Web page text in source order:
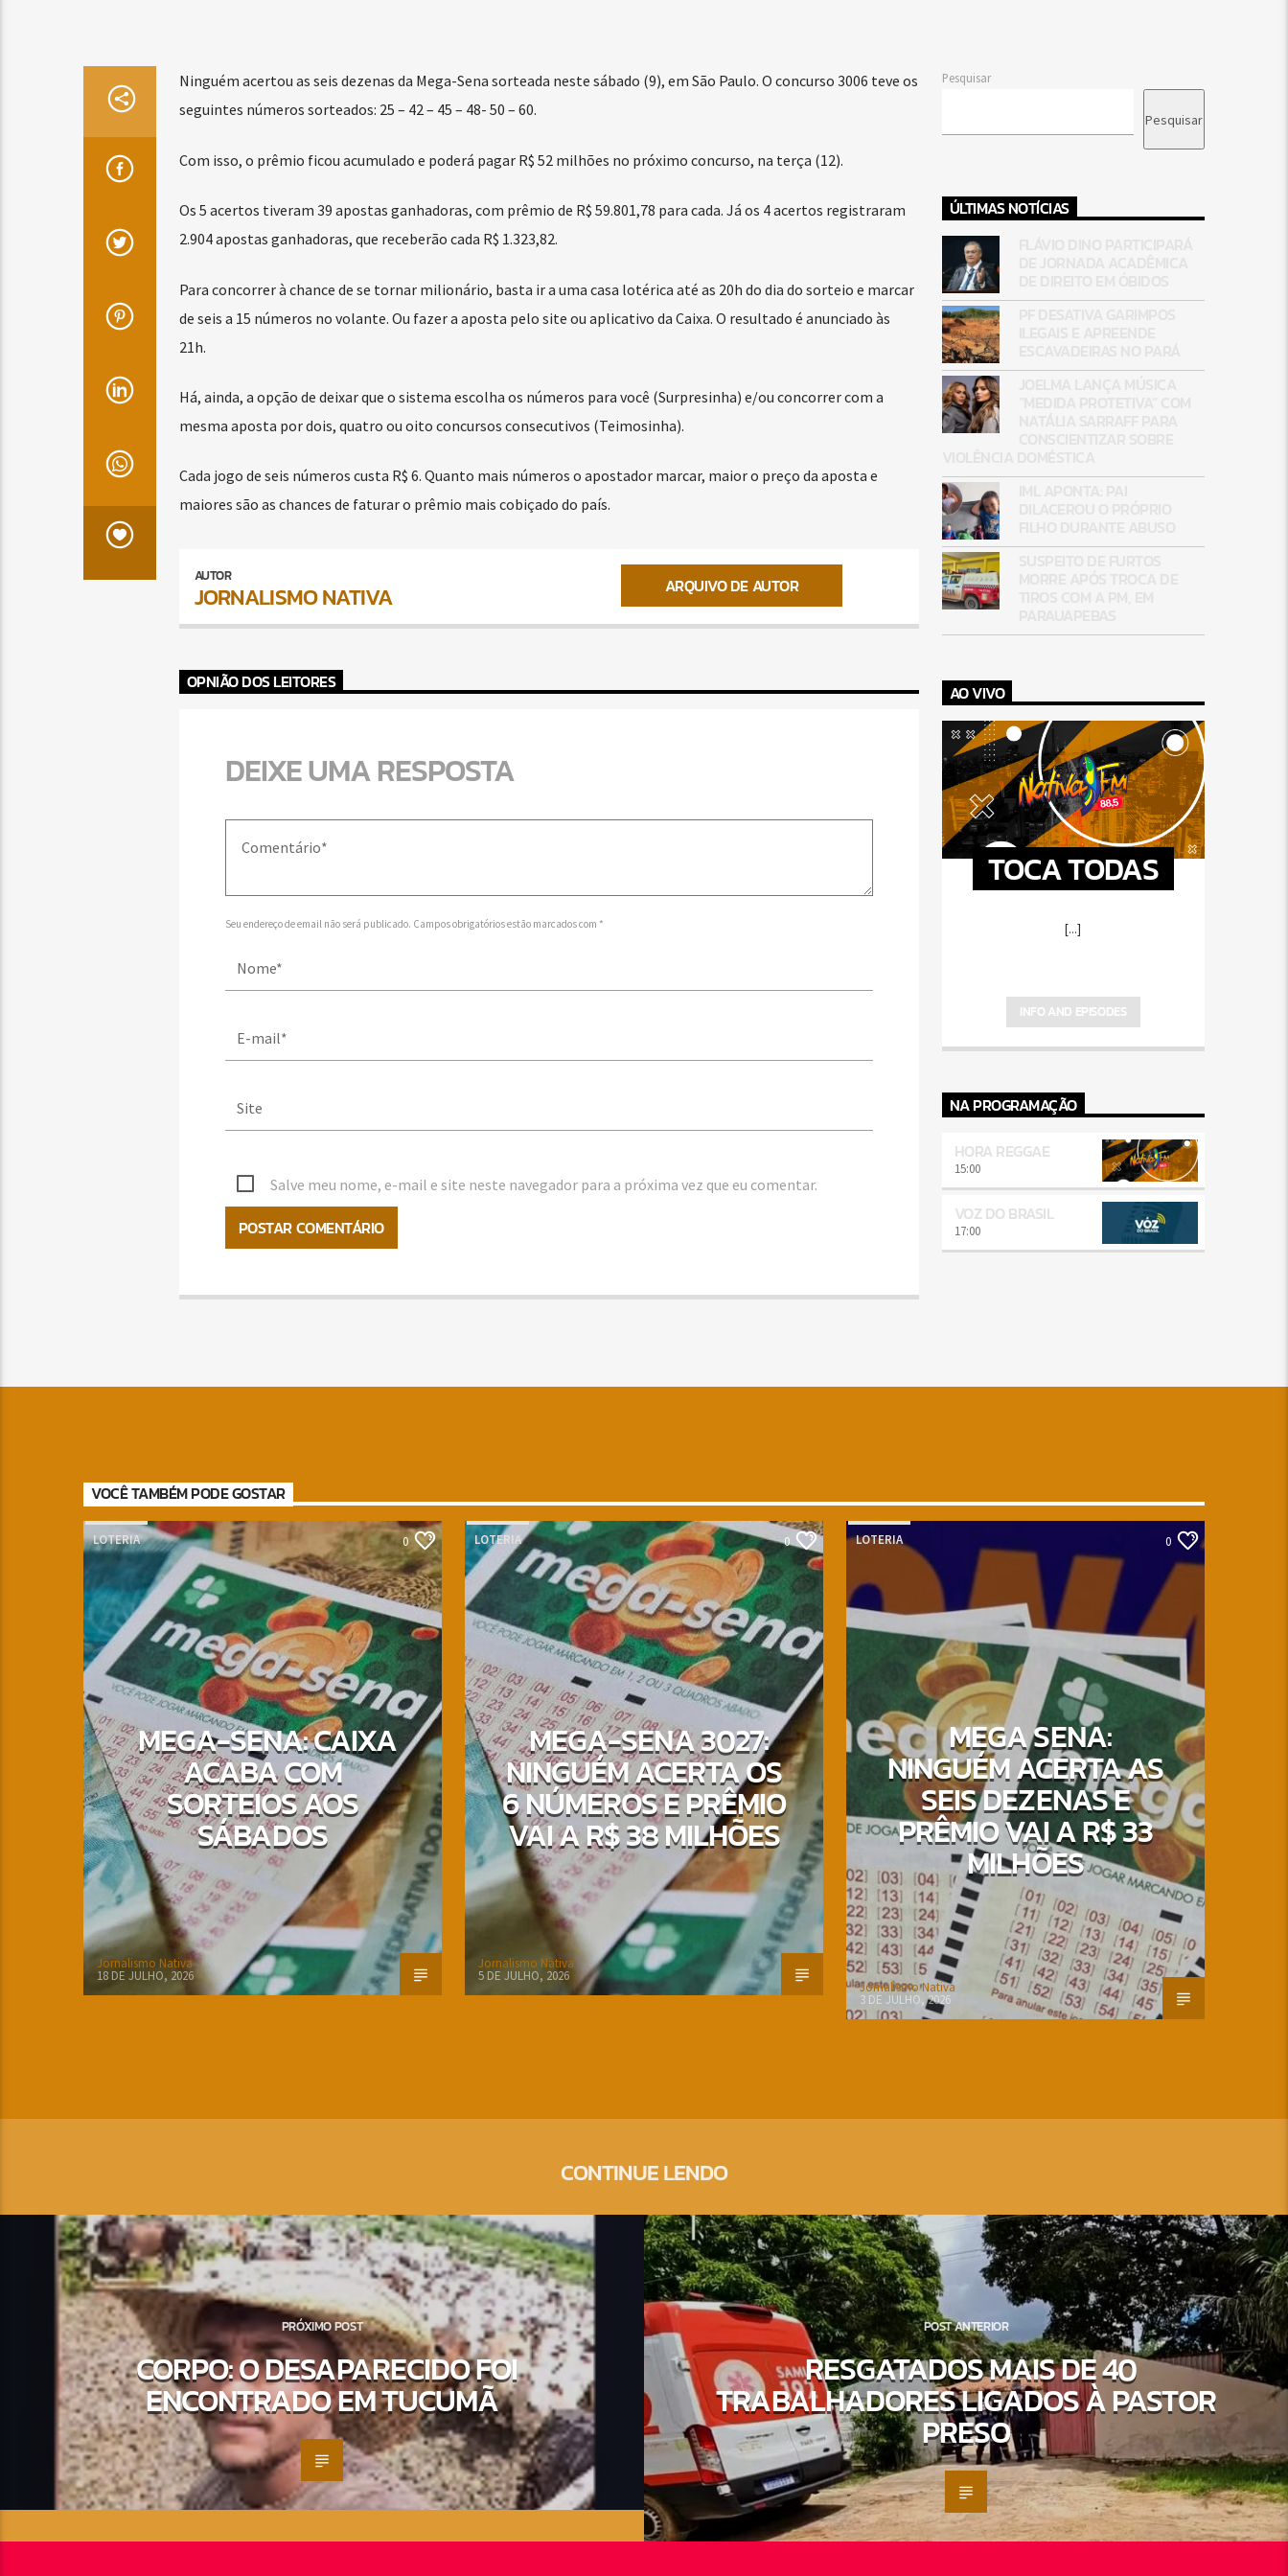
Ninguém acertou as seis dezenas da Mega-Sena sorteada neste sábado (9), em São Paulo. O concurso 3006 teve os
seguintes números sorteados: 25 – 42 – 45 – 48- 50 – 60.
Com isso, o prêmio ficou acumulado e poderá pagar R$ 52 milhões no próximo concurso, na terça (12).
Os 5 acertos tiveram 39 apostas ganhadoras, com prêmio de R$ 59.801,78 para cada. Já os 4 acertos registraram
2.904 apostas ganhadoras, que receberão cada R$ 1.323,82.
Para concorrer à chance de se tornar milionário, basta ir a uma casa lotérica até as 20h do dia do sorteio e marcar
de seis a 15 números no volante. Ou fazer a aposta pelo site ou aplicativo da Caixa. O resultado é anunciado às
21h.
Há, ainda, a opção de deixar que o sistema escolha os números para você (Surpresinha) e/ou concorrer com a
mesma aposta por dois, quatro ou oito concursos consecutivos (Teimosinha).
Cada jogo de seis números custa R$ 6. Quanto mais números o apostador marcar, maior o preço da aposta e
maiores são as chances de faturar o prêmio mais cobiçado do país.
AUTOR
JORNALISMO NATIVA ARQUIVO DE AUTOR
OPNIÃO DOS LEITORES
DEIXE UMA RESPOSTA
Seu endereço de email não será publicado. Campos obrigatórios estão marcados com *
Salve meu nome, e-mail e site neste navegador para a próxima vez que eu comentar.
Pesquisar
Pesquisar
ÚLTIMAS NOTÍCIAS
AO VIVO
TOCA TODAS
[...]
INFO AND EPISODES
NA PROGRAMAÇÃO
HORA REGGAE
15:00
VOZ DO BRASIL
17:00
VOCÊ TAMBÉM PODE GOSTAR
LOTERIA 0
MEGA-SENA: CAIXA
ACABA COM
SORTEIOS AOS
SÁBADOS
Jornalismo Nativa
18 DE JULHO, 2026
LOTERIA 0
MEGA-SENA 3027:
NINGUÉM ACERTA OS
6 NÚMEROS E PRÊMIO
VAI A R$ 38 MILHÕES
Jornalismo Nativa
5 DE JULHO, 2026
LOTERIA 0
MEGA SENA:
NINGUÉM ACERTA AS
SEIS DEZENAS E
PRÊMIO VAI A R$ 33
MILHÕES
Jornalismo Nativa
3 DE JULHO, 2026
CONTINUE LENDO
PRÓXIMO POST
CORPO: O DESAPARECIDO FOI
ENCONTRADO EM TUCUMÃ
POST ANTERIOR
RESGATADOS MAIS DE 40
TRABALHADORES LIGADOS À PASTOR
PRESO